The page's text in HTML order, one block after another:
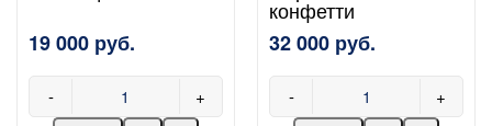
19 000 руб.
- +
конфетти
32 000 руб.
- +